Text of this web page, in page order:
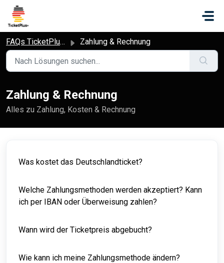
Zum hauptsächlichen Inhalt gehen
FAQs TicketPlus+ Zahlung & Rechnung
Zahlung & Rechnung
Alles zu Zahlung, Kosten & Rechnung
Was kostet das Deutschlandticket?
Welche Zahlungsmethoden werden akzeptiert? Kann
ich per IBAN oder Überweisung zahlen?
Wann wird der Ticketpreis abgebucht?
Wie kann ich meine Zahlungsmethode ändern?